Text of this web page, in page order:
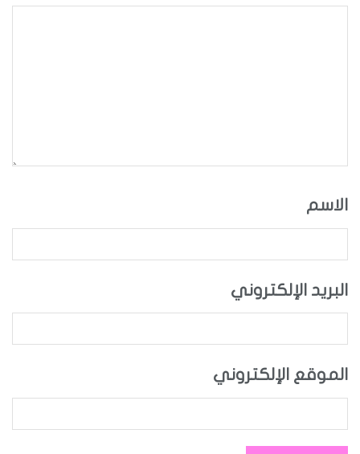
الاسم
البريد الإلكتروني
الموقع الإلكتروني